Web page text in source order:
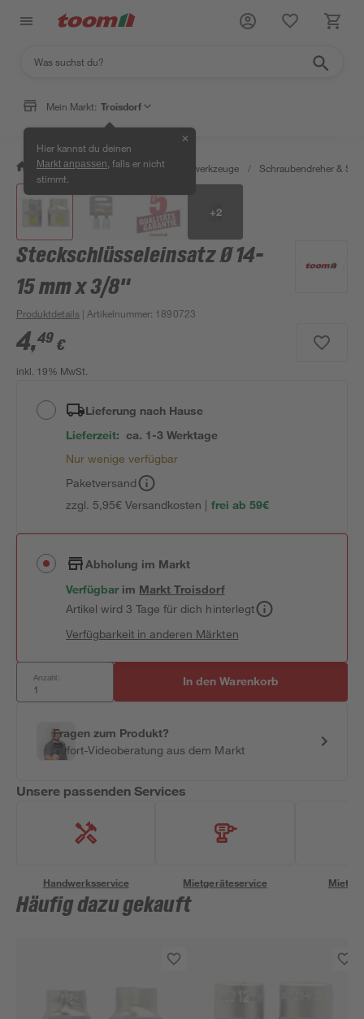
Mein Markt: Troisdorf
Hier kannst du deinen
Markt anpassen , falls er nicht
stimmt.
✕
/ Werkstatt & Maschinen / Handwerkzeuge / Schraubendreher &
+2
Steckschlüsseleinsatz Ø 14-
15 mm x 3/8"
Produktdetails | Artikelnummer: 1890723
4,49 €
inkl. 19% MwSt.
Lieferung nach Hause
Lieferzeit: ca. 1-3 Werktage
Nur wenige verfügbar
Paketversand
zzgl. 5,95€ Versandkosten | frei ab 59€
Abholung im Markt
Verfügbar im MarktTroisdorf
Artikel wird 3 Tage für dich hinterlegt
Verfügbarkeit in anderen Märkten
Anzahl: In den Warenkorb
Fragen zum Produkt?
Sofort-Videoberatung aus dem Markt
Unsere passenden Services
Handwerksservice Mietgeräteservice
Häufig dazu gekauft